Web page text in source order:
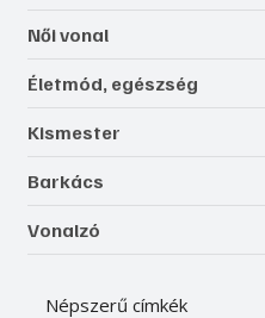
Női vonal
Életmód, egészség
Kismester
Barkács
Vonalzó
Népszerű címkék